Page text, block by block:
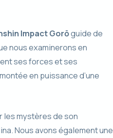
Impact Gorōguide de
nous examinerons en
ses forces et ses
en puissance d’une
les mystères de son
Nous avons également une